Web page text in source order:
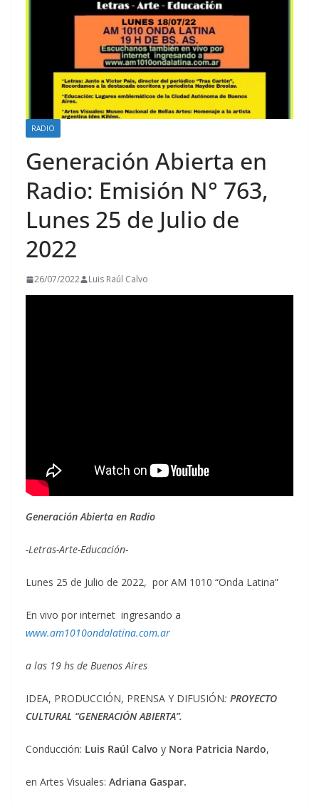
RADIO
Generación Abierta en
Radio: Emisión N° 763,
Lunes 25 de Julio de
2022
26/07/2022 Luis Raúl Calvo
Generación Abierta en Radio
-Letras-Arte-Educación-
Lunes 25 de Julio de 2022, por AM 1010 “Onda Latina”
En vivo por internet ingresando a
www.am1010ondalatina.com.ar
a las 19 hs de Buenos Aires
IDEA, PRODUCCIÓN, PRENSA Y DIFUSIÓN: PROYECTO
CULTURAL “GENERACIÓN ABIERTA”.
Conducción: Luis Raúl Calvo y Nora Patricia Nardo,
en Artes Visuales: Adriana Gaspar.